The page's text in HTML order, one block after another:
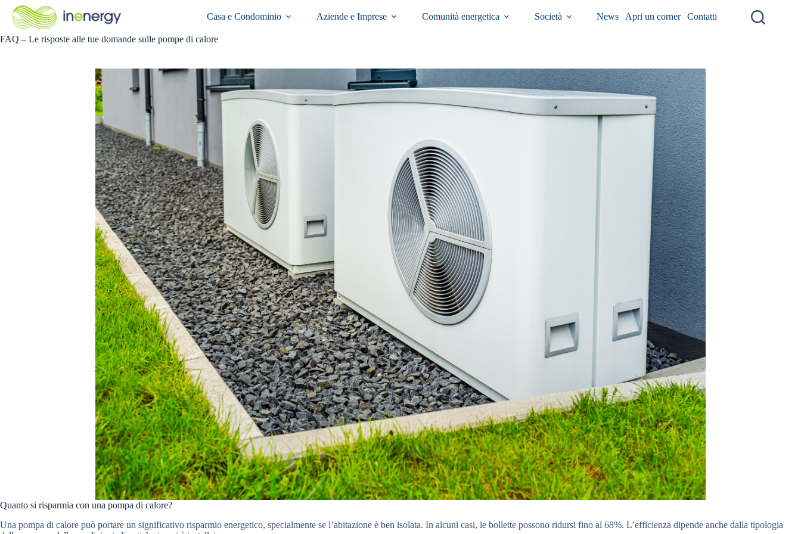
Salta
contenuto
Casa e Condominio Aziende e Imprese Comunità energetica Società News Apri un corner Contatti
FAQ – Le risposte alle tue domande sulle pompe di calore
Quanto si risparmia con una pompa di calore?
Una pompa di calore può portare un significativo risparmio energetico, specialmente se l’abitazione è ben isolata. In alcuni casi, le bollette possono ridursi fino al 68%. L’efficienza dipende anche dalla tipologia